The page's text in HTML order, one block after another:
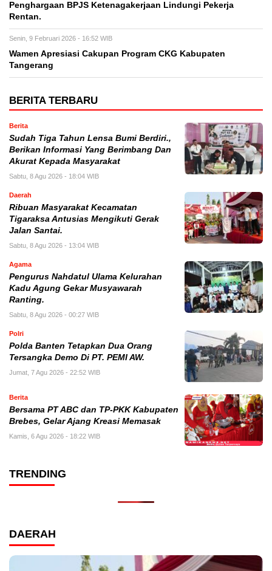
Penghargaan BPJS Ketenagakerjaan Lindungi Pekerja
Rentan.
Senin, 9 Februari 2026 - 16:52 WIB
Wamen Apresiasi Cakupan Program CKG Kabupaten
Tangerang
BERITA TERBARU
Berita
Sudah Tiga Tahun Lensa Bumi Berdiri.,
Berikan Informasi Yang Berimbang Dan
Akurat Kepada Masyarakat
Sabtu, 8 Agu 2026 - 18:04 WIB
Daerah
Ribuan Masyarakat Kecamatan
Tigaraksa Antusias Mengikuti Gerak
Jalan Santai.
Sabtu, 8 Agu 2026 - 13:04 WIB
Agama
Pengurus Nahdatul Ulama Kelurahan
Kadu Agung Gekar Musyawarah
Ranting.
Sabtu, 8 Agu 2026 - 00:27 WIB
Polri
Polda Banten Tetapkan Dua Orang
Tersangka Demo Di PT. PEMI AW.
Jumat, 7 Agu 2026 - 22:52 WIB
Berita
Bersama PT ABC dan TP-PKK Kabupaten
Brebes, Gelar Ajang Kreasi Memasak
Kamis, 6 Agu 2026 - 18:22 WIB
TRENDING
DAERAH